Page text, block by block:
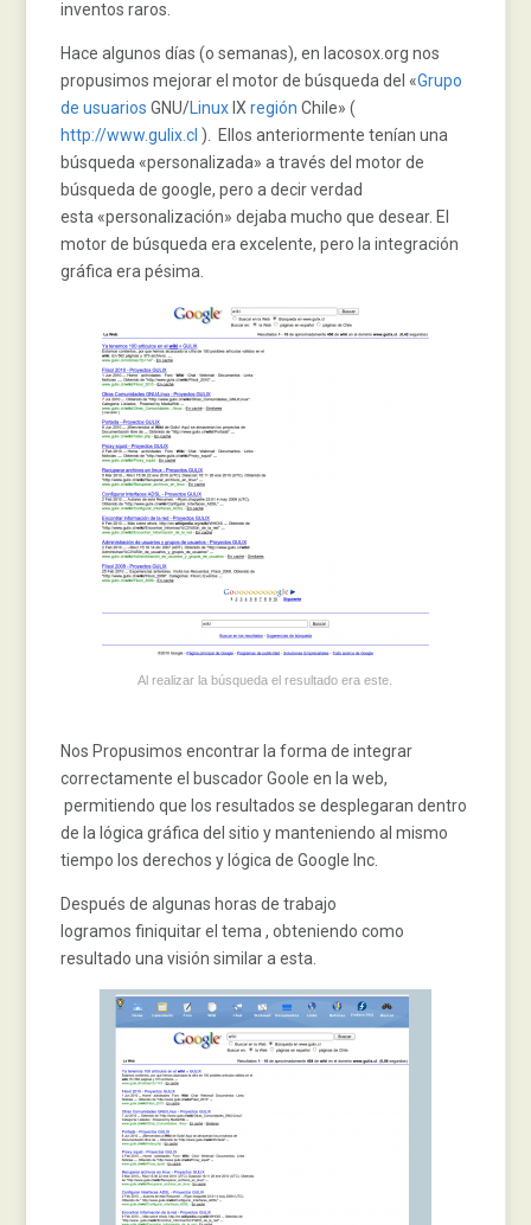
inventos raros.
Hace algunos días (o semanas), en lacosox.org nos
propusimos mejorar el motor de búsqueda del «Grupo
deusuarios GNU/Linux IXregión Chile» (
http://www.gulix.cl ). Ellos anteriormente tenían una
búsqueda «personalizada» a través del motor de
búsqueda de google, pero a decir verdad
esta «personalización» dejaba mucho que desear. El
motor de búsqueda era excelente, pero la integración
gráfica era pésima.
Al realizar la búsqueda el resultado era este.
Nos Propusimos encontrar la forma de integrar
correctamente el buscador Goole en la web,
permitiendo que los resultados se desplegaran dentro
de la lógica gráfica del sitio y manteniendo al mismo
tiempo los derechos y lógica de Google Inc.
Después de algunas horas de trabajo
logramos finiquitar el tema , obteniendo como
resultado una visión similar a esta.